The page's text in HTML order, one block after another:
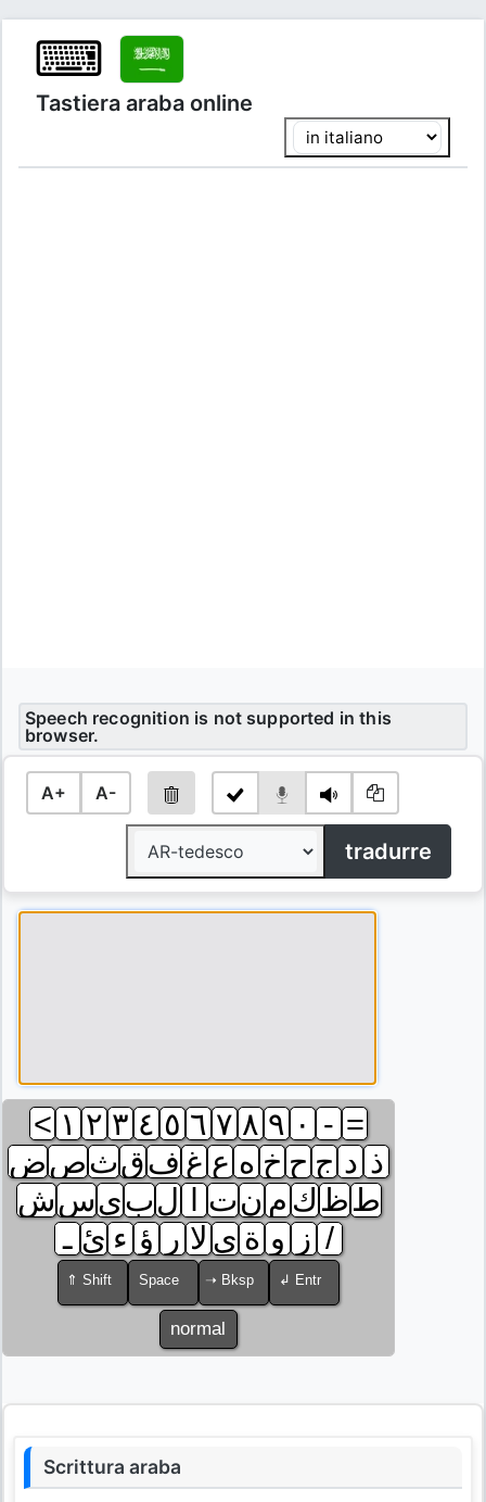
⌨
Tastiera araba online
Speech recognition is not supported in this
browser.
A+ A-
tradurre
< ١ ٢ ٣ ٤ ٥ ٦ ٧ ٨ ٩ ٠ - =
ضصثقف غ ع ه خ ح ج د ذ
شسيبل تن م ك ظط
ـ ئ ء ؤ ر لا ى ة و ز /
⇑ Shift Space ➝ Bksp ↲ Entr
normal
Scrittura araba